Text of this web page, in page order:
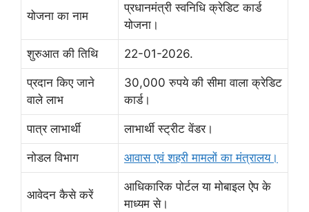
योजना का नाम
प्रधानमंत्री स्वनिधि क्रेडिट कार्ड
योजना।
शुरुआत की तिथि 22-01-2026.
प्रदान किए जाने
वाले लाभ
30,000 रुपये की सीमा वाला क्रेडिट
कार्ड।
पात्र लाभार्थी लाभार्थी स्ट्रीट वेंडर।
नोडल विभाग आवास एवं शहरी मामलों का मंत्रालय।
आवेदन कैसे करें
आधिकारिक पोर्टल या मोबाइल ऐप के
माध्यम से।